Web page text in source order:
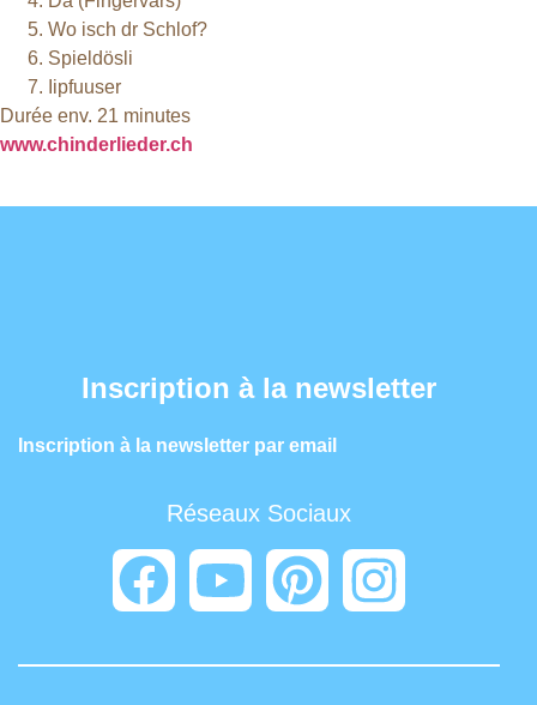
Wo isch dr Schlof?
Spieldösli
Iipfuuser
Durée env. 21 minutes
www.chinderlieder.ch
Inscription à la newsletter
Inscription à la newsletter par email
Réseaux Sociaux